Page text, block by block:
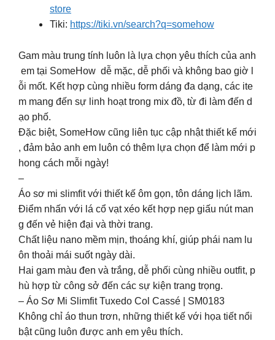
store
Tiki: https://tiki.vn/search?q=somehow
Gam màu trung tính luôn là lựa chọn yêu thích của anh
em tại SomeHow dễ mặc, dễ phối và không bao giờ l
ỗi mốt. Kết hợp cùng nhiều form dáng đa dạng, các ite
m mang đến sự linh hoạt trong mix đồ, từ đi làm đến d
ạo phố.
Đặc biệt, SomeHow cũng liên tục cập nhật thiết kế mới
, đảm bảo anh em luôn có thêm lựa chọn để làm mới p
hong cách mỗi ngày!
–
Áo sơ mi slimfit với thiết kế ôm gọn, tôn dáng lịch lãm.
Điểm nhấn với lá cổ vạt xéo kết hợp nẹp giấu nút man
g đến vẻ hiện đại và thời trang.
Chất liệu nano mềm mịn, thoáng khí, giúp phái nam lu
ôn thoải mái suốt ngày dài.
Hai gam màu đen và trắng, dễ phối cùng nhiều outfit, p
hù hợp từ công sở đến các sự kiện trang trọng.
– Áo Sơ Mi Slimfit Tuxedo Col Cassé | SM0183
Không chỉ áo thun trơn, những thiết kế với họa tiết nổi
bật cũng luôn được anh em yêu thích.